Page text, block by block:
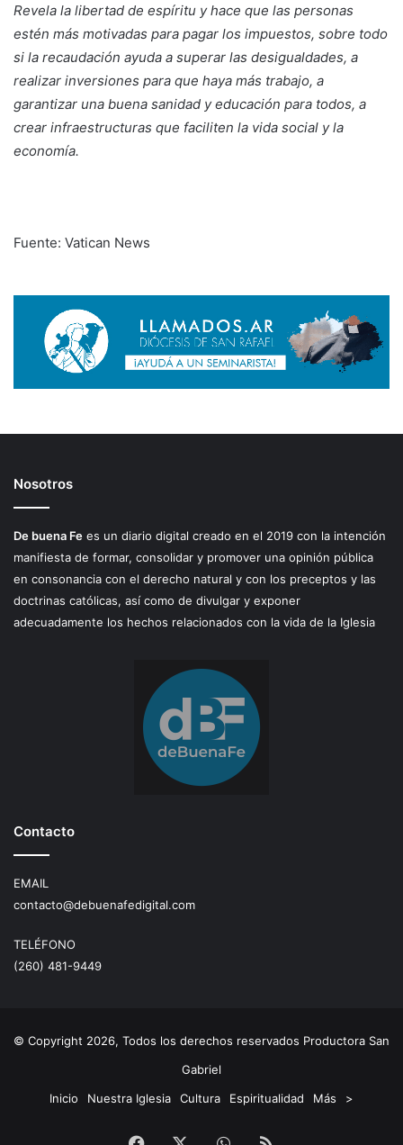
Revela la libertad de espíritu y hace que las personas
estén más motivadas para pagar los impuestos, sobre todo
si la recaudación ayuda a superar las desigualdades, a
realizar inversiones para que haya más trabajo, a
garantizar una buena sanidad y educación para todos, a
crear infraestructuras que faciliten la vida social y la
economía.
Fuente: Vatican News
Nosotros
De buena Fe es un diario digital creado en el 2019 con la intención
manifiesta de formar, consolidar y promover una opinión pública
en consonancia con el derecho natural y con los preceptos y las
doctrinas católicas, así como de divulgar y exponer
adecuadamente los hechos relacionados con la vida de la Iglesia
Contacto
EMAIL
contacto@debuenafedigital.com
TELÉFONO
(260) 481-9449
© Copyright 2026, Todos los derechos reservados Productora San
Gabriel
Inicio
Nuestra Iglesia Cultura Espiritualidad Más >